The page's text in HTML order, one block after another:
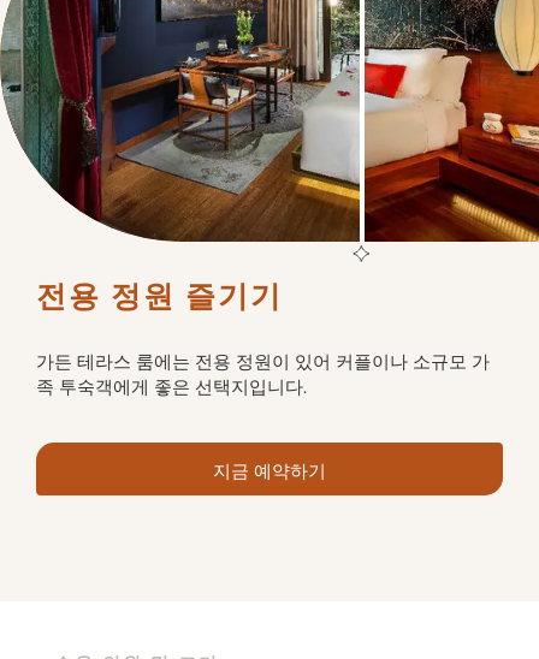
전용 정원 즐기기
가든 테라스 룸에는 전용 정원이 있어 커플이나 소규모 가
족 투숙객에게 좋은 선택지입니다.
지금 예약하기